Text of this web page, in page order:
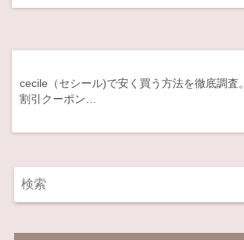
cecile（セシール)で安く買う方法を徹底調査。
割引クーポン…